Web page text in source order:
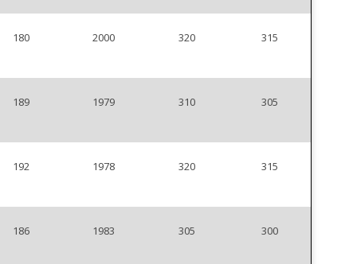
180 2000 320 315
189 1979 310 305
192 1978 320 315
186 1983 305 300